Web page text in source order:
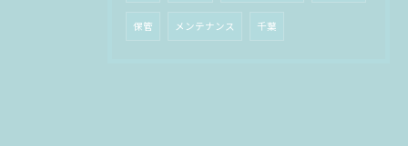
保管 メンテナンス 千葉